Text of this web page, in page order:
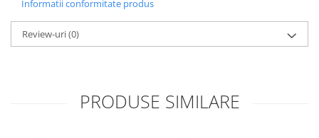
Informatii conformitate produs
Review-uri(0)
PRODUSE SIMILARE